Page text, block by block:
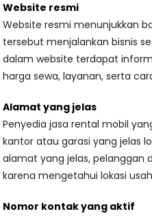
Website resmi
Website resmi menunjukkan
tersebut menjalankan bisnis
dalam website terdapat
harga sewa, layanan, serta
Alamat yang jelas
Penyedia jasa rental mobil
kantor atau garasi yang jelas
alamat yang jelas, pelanggan
karena mengetahui lokasi
Nomor kontak yang aktif